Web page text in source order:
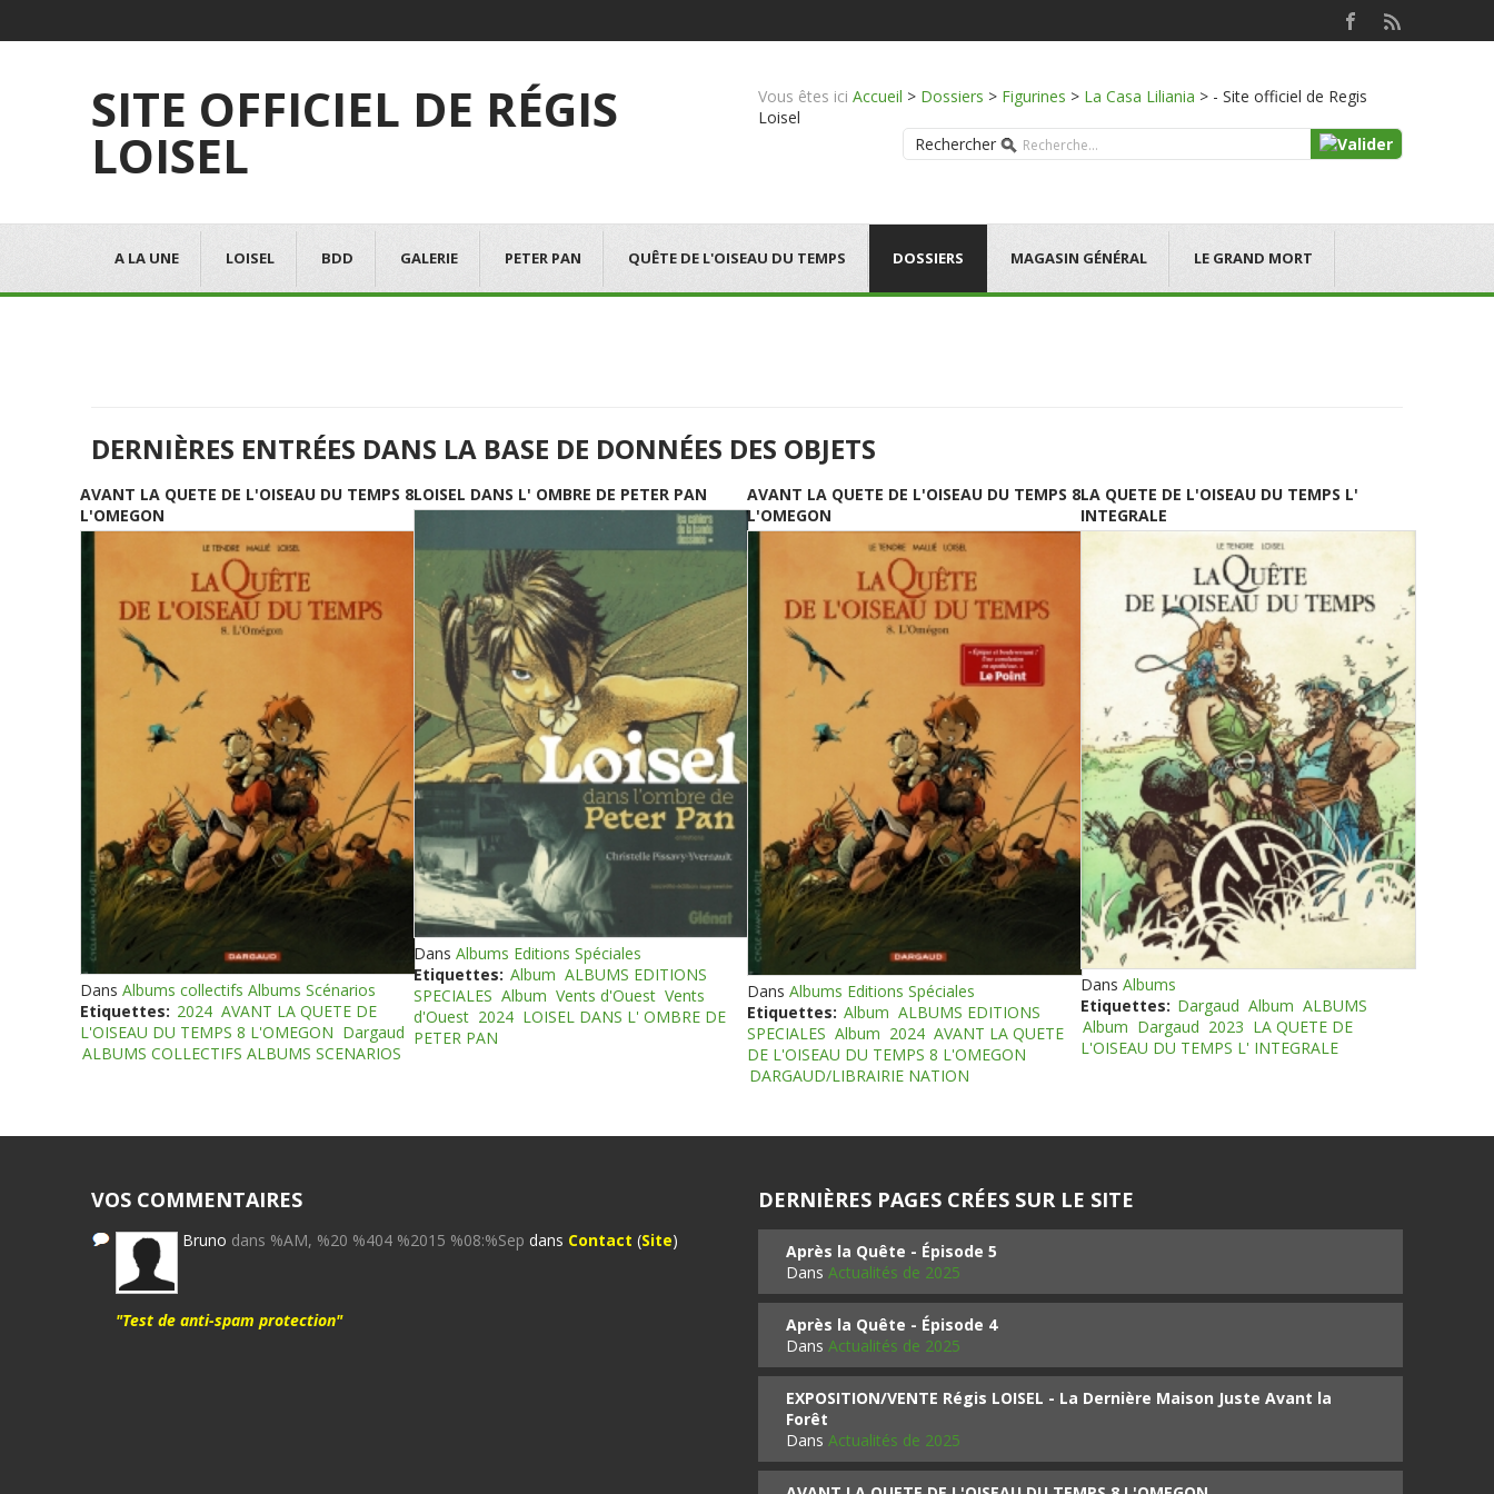
SITE OFFICIEL DE RÉGIS
LOISEL
Vous êtes ici Accueil > Dossiers > Figurines > La Casa Liliania > - Site officiel de Regis
Loisel
Rechercher
A LA UNE LOISEL BDD GALERIE PETER PAN QUÊTE DE L'OISEAU DU TEMPS DOSSIERS MAGASIN GÉNÉRAL LE GRAND MORT
DERNIÈRES ENTRÉES DANS LA BASE DE DONNÉES DES OBJETS
AVANT LA QUETE DE L'OISEAU DU TEMPS 8
L'OMEGON
Dans Albums collectifs Albums Scénarios
Etiquettes: 2024 AVANT LA QUETE DE
L'OISEAU DU TEMPS 8 L'OMEGON Dargaud
ALBUMS COLLECTIFS ALBUMS SCENARIOS
LOISEL DANS L' OMBRE DE PETER PAN
Dans Albums Editions Spéciales
Etiquettes: Album ALBUMS EDITIONS
SPECIALES Album Vents d'Ouest Vents
d'Ouest 2024 LOISEL DANS L' OMBRE DE
PETER PAN
AVANT LA QUETE DE L'OISEAU DU TEMPS 8
L'OMEGON
Dans Albums Editions Spéciales
Etiquettes: Album ALBUMS EDITIONS
SPECIALES Album 2024 AVANT LA QUETE
DE L'OISEAU DU TEMPS 8 L'OMEGON
DARGAUD/LIBRAIRIE NATION
LA QUETE DE L'OISEAU DU TEMPS L'
INTEGRALE
Dans Albums
Etiquettes: Dargaud Album ALBUMS
Album Dargaud 2023 LA QUETE DE
L'OISEAU DU TEMPS L' INTEGRALE
VOS COMMENTAIRES
Bruno dans %AM, %20 %404 %2015 %08:%Sep dans Contact (Site)
"Test de anti-spam protection"
DERNIÈRES PAGES CRÉES SUR LE SITE
Après la Quête - Épisode 5
Dans Actualités de 2025
Après la Quête - Épisode 4
Dans Actualités de 2025
EXPOSITION/VENTE Régis LOISEL - La Dernière Maison Juste Avant la
Forêt
Dans Actualités de 2025